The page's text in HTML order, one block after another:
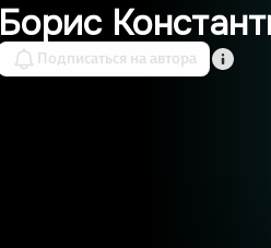
Борис
Подписаться на автора